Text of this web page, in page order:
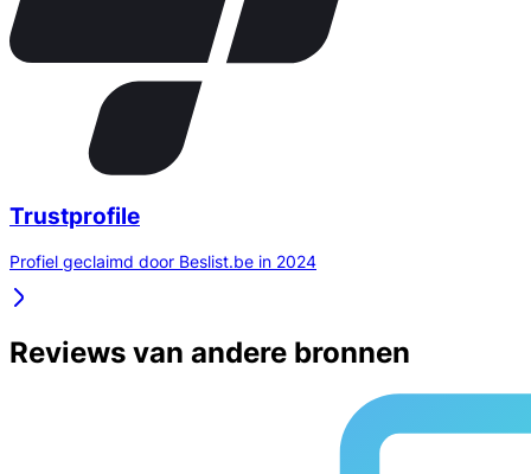
Trustprofile
Profiel geclaimd door Beslist.be in 2024
Reviews van andere bronnen